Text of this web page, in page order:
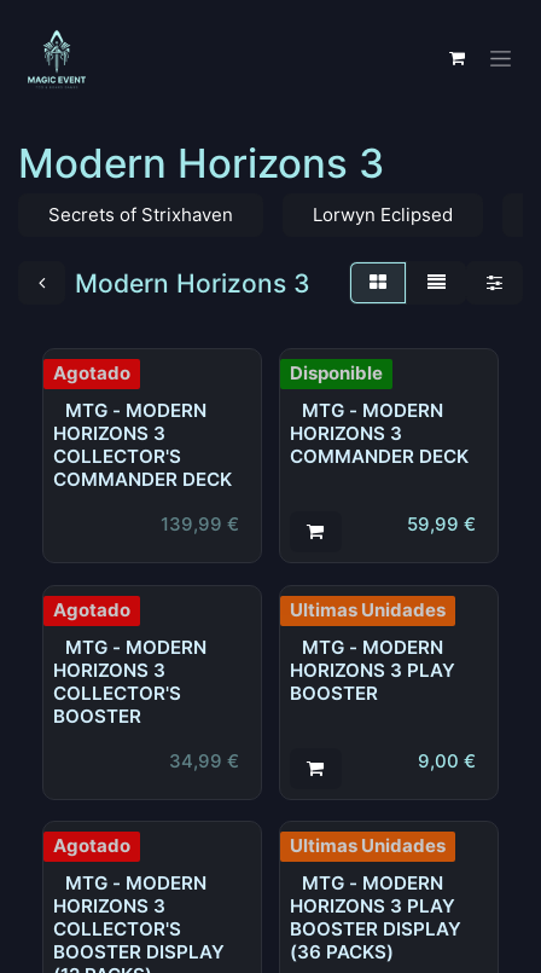
Modern Horizons 3
Secrets of Strixhaven Lorwyn Eclipsed
Modern Horizons 3
Agotado
MTG - MODERN
HORIZONS 3
COLLECTOR'S
COMMANDER DECK
139,99 €
Disponible
MTG - MODERN
HORIZONS 3
COMMANDER DECK
59,99 €
Agotado
MTG - MODERN
HORIZONS 3
COLLECTOR'S
BOOSTER
34,99 €
Ultimas Unidades
MTG - MODERN
HORIZONS 3 PLAY
BOOSTER
9,00 €
Agotado
MTG - MODERN
HORIZONS 3
COLLECTOR'S
BOOSTER DISPLAY
Ultimas Unidades
MTG - MODERN
HORIZONS 3 PLAY
BOOSTER DISPLAY
(36 PACKS)